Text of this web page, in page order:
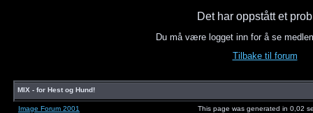
Det har oppstått et
Du må være logget inn for å se
Tilbake til forum
MIX - for Hest og Hund!
Image Forum 2001
This page was generated in 0,02